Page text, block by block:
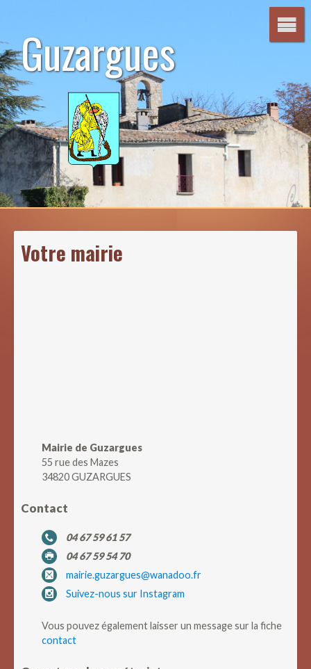
contenuGuzargues
Votre mairie
Mairie de Guzargues
55 rue des Mazes
34820 GUZARGUES
Contact
04 67 59 61 57
04 67 59 54 70
mairie.guzargues@wanadoo.fr
Suivez-nous sur Instagram
Vous pouvez également laisser un message sur la fiche
contact